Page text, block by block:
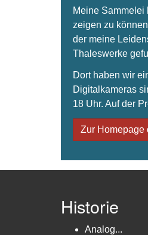
Meine Sammelei
zeigen zu
der meine
Thaleswerke
Dort haben wir
Digitalkameras
18 Uhr. Auf der
Zur Homepage
Historie
Analog...